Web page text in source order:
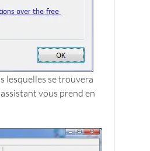
lesquelles se trouvera
vous prend en